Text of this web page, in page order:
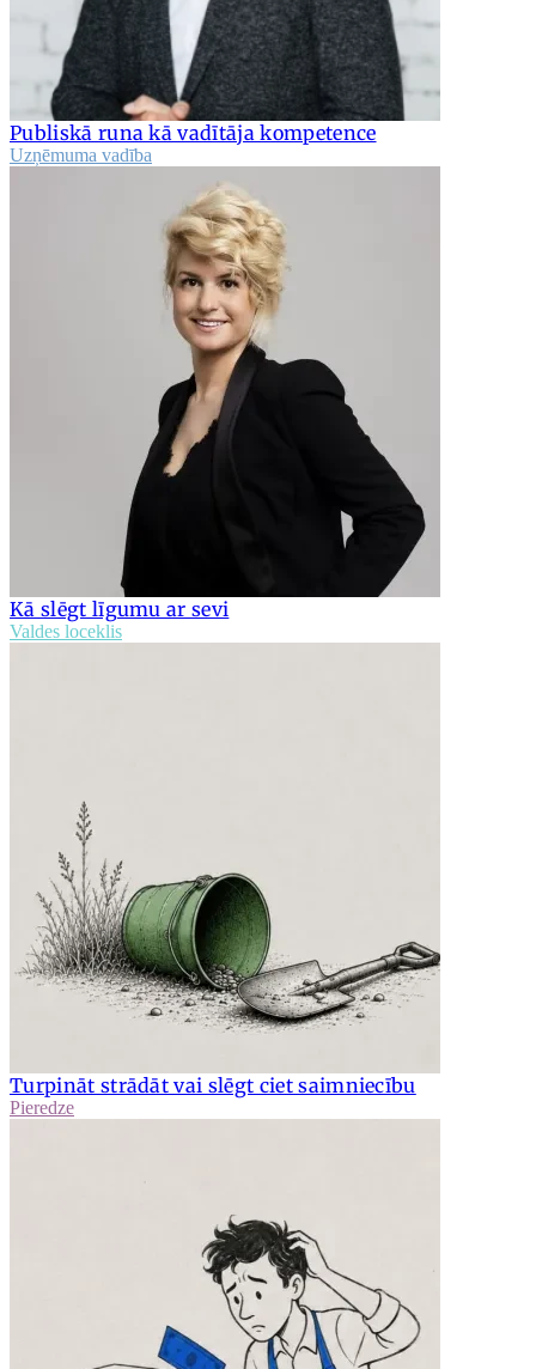
Publiskā runa kā vadītāja kompetence
Uzņēmuma vadība
Kā slēgt līgumu ar sevi
Valdes loceklis
Turpināt strādāt vai slēgt ciet saimniecību
Pieredze